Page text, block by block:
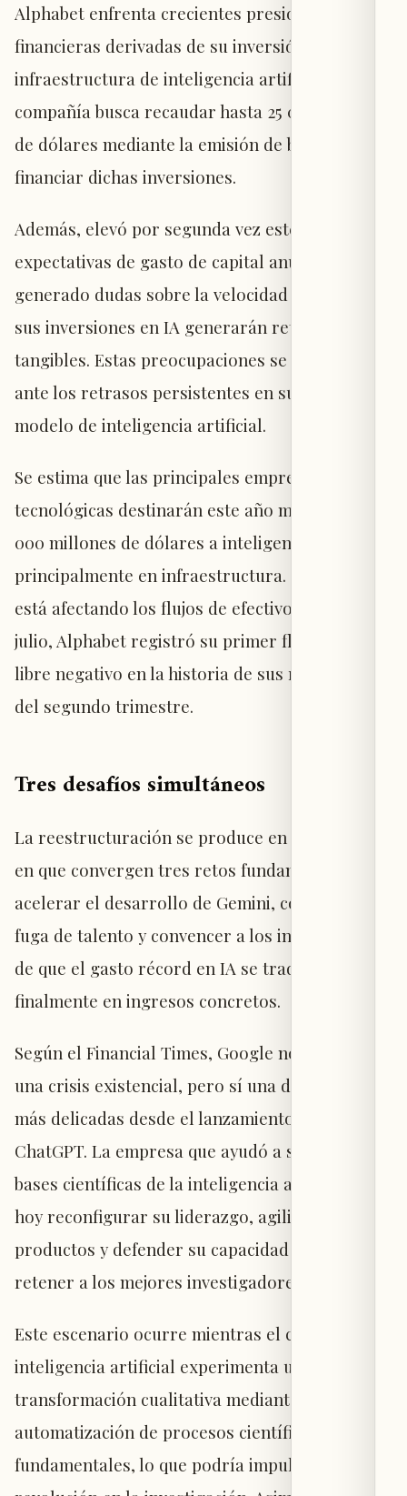
Alphabet enfrenta crecientes presiones
financieras derivadas de su inversión masiva en
infraestructura de inteligencia artificial. La
compañía busca recaudar hasta 25 000 millones
de dólares mediante la emisión de bonos para
financiar dichas inversiones.
Además, elevó por segunda vez este año sus
expectativas de gasto de capital anual, lo que ha
generado dudas sobre la velocidad con la que
sus inversiones en IA generarán retornos
tangibles. Estas preocupaciones se intensifican
ante los retrasos persistentes en su principal
modelo de inteligencia artificial.
Se estima que las principales empresas
tecnológicas destinarán este año más de 730
000 millones de dólares a inteligencia artificial,
principalmente en infraestructura. Ese gasto ya
está afectando los flujos de efectivo: a finales de
julio, Alphabet registró su primer flujo de caja
libre negativo en la historia de sus resultados
del segundo trimestre.
Tres desafíos simultáneos
La reestructuración se produce en un momento
en que convergen tres retos fundamentales:
acelerar el desarrollo de Gemini, contener la
fuga de talento y convencer a los inversionistas
de que el gasto récord en IA se traducirá
finalmente en ingresos concretos.
Según el Financial Times, Google no atraviesa
una crisis existencial, pero sí una de las etapas
más delicadas desde el lanzamiento de
ChatGPT. La empresa que ayudó a sentar las
bases científicas de la inteligencia artificial debe
hoy reconfigurar su liderazgo, agilizar sus
productos y defender su capacidad para
retener a los mejores investigadores.
Este escenario ocurre mientras el campo de la
inteligencia artificial experimenta una
transformación cualitativa mediante la
automatización de procesos científicos
fundamentales, lo que podría impulsar una